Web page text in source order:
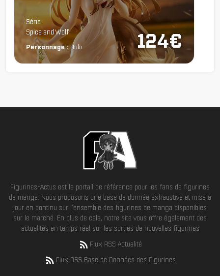
124€
Chargement...
Série :
Spice and Wolf
Personnage : Holo
Figurines-Actus est le portail de référence pour les fans de figurines
de manga. Nous proposons une base de donnée exhaustive et mise à
jour en continu sur l'ensemble des figurines de manga disponibles
sur le marché. En plus de cela, notre site vous offre également des
actualités en temps réel sur les sorties de nouvelles figurines
Flux RSS Actualité
Flux RSS Base de Données des Figurines